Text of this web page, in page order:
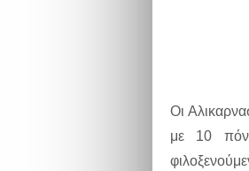
Οι
με 10